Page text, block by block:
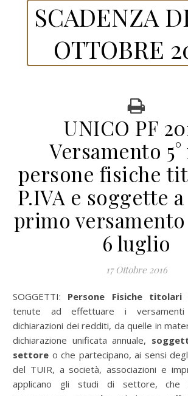
SCADENZA
OTTOBRE
UNICO PF
Versamento
persone fisiche
P.IVA e soggette
primo
6 luglio
17 Ottobre 2016
SOGGETTI: Persone Fisiche
tenute ad effettuare i versamenti
dichiarazioni dei redditi, da quelle in
dichiarazione unificata annuale,
settore o che partecipano, ai sensi
del TUIR, a società, associazioni e
applicano gli studi di settore, che